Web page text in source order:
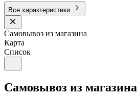
Все характеристики
Самовывоз из магазина
Карта
Список
Самовывоз из магазина